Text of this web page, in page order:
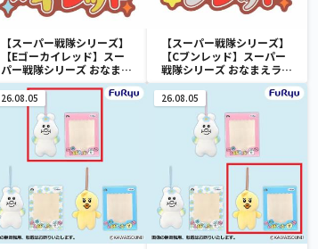
【スーパー戦隊シリーズ】
【Eゴーカイレッド】スー
パー戦隊シリーズ おなまえ
ラバーバッジvol.2
【スーパー戦隊シリーズ】
【Cブンレッド】スーパー
戦隊シリーズ おなまえラバ
ーバッジvol.1
26.08.05 26.08.05